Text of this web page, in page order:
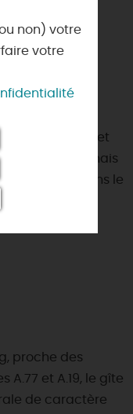
est productrice et
dans le Gâtinais
située dans le
proche des
A.77 et A.19, le gîte
de caractère
non) votre
votre